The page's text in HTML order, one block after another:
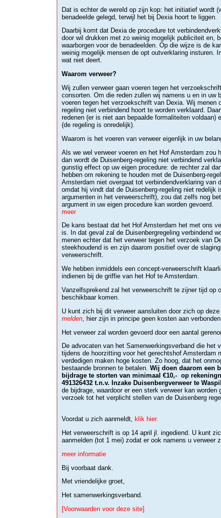
Dat is echter de wereld op zijn kop: het initiatief wordt
benadeelde gelegd, terwijl het bij Dexia hoort te liggen.
Daarbij komt dat Dexia de procedure tot
door wil drukken met zo weinig mogelijk publiciteit en,
waarborgen voor de benadeelden. Op die wijze is de
weinig mogelijk mensen de opt outverklaring insturen.
wat niet deert.
Waarom verweer?
Wij zullen verweer gaan voeren tegen het
consorten. Om die reden zullen wij namens u en in uw
voeren tegen het verzoekschrift van Dexia. Wij menen
regeling niet verbindend hoort te worden verklaard.
redenen (er is niet aan bepaalde formaliteiten voldaan)
(de regeling is onredelijk).
Waarom is het voeren van verweer eigenlijk in uw
Als we wel verweer voeren en het Hof Amsterdam zou
dan wordt de Duisenberg-regeling niet verbindend
gunstig effect op uw eigen procedure: de rechter zal
hebben om rekening te houden met de Duisenberg-
Amsterdam niet overgaat tot verbindendverklaring van
omdat hij vindt dat de Duisenberg-regeling niet redelijk
argumenten in het verweerschrift), zou dat zelfs nog
argument in uw eigen procedure kan worden gevoerd.
meer
De kans bestaat dat het Hof Amsterdam het met ons
is. In dat geval zal de Duisenbergregeling verbindend
menen echter dat het verweer tegen het verzoek van
steekhoudend is en zijn daarom positief over de
verweerschrift.
We hebben inmiddels een concept-verweerschrift
indienen bij de griffie van het Hof te Amsterdam.
Vanzelfsprekend zal het verweerschrift te zijner tijd op
beschikbaar komen.
U kunt zich bij dit verweer aansluiten door zich op
melden , hier zijn in principe geen kosten aan verbonden
Het verweer zal worden gevoerd door een aantal
De advocaten van het Samenwerkingsverband die het
tijdens de hoorzitting voor het gerechtshof Amsterdam
verdedigen maken hoge kosten. Zo hoog, dat het
bestaande bronnen te betalen. Wij doen daarom een
bijdrage te storten van minimaal €10,- op
491326432 t.n.v. Inzake Duisenbergverweer te
de bijdrage, waardoor er een sterk verweer kan worden
verzoek tot het verplicht stellen van de Duisenberg
Voordat u zich aanmeldt, klik hier.
Het verweerschrift is op 14 april jl. ingediend. U kunt
aanmelden (tot 1 mei) zodat er ook namens u verweer
meer informatie
Bij voorbaat dank.
Met vriendelijke groet,
Het samenwerkingsverband.
[Voorwaarden voor deze site]